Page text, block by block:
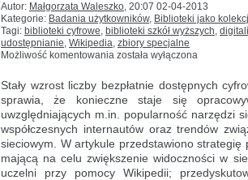
Autor: Małgorzata Waleszko, 20:07 02-04-2013
Kategorie: Badania użytkowników, Biblioteki jako
Tagi: biblioteki cyfrowe, biblioteki szkół wyższych,
udostępnianie, Wikipedia, zbiory specjalne
Możliwość komentowania Wykorzystanie
do poprawy
widoczności
digitalizowanych
zasobów
została wyłączona
Stały wzrost liczby bezpłatnie dostępnych
sprawia, że konieczne staje się
uwzględniających m.in. popularność narzędzi
współczesnych internautów oraz trendów
sieciowym. W artykule przedstawiono strategię
mającą na celu zwiększenie widoczności w
uczelni przy pomocy Wikipedii;